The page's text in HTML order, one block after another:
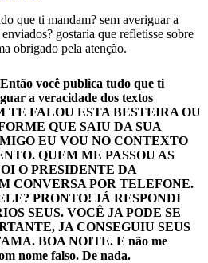
que ti mandam? sem averiguar a
gostaria que refletisse sobre
obrigado pela atenção.
você publica tudo que ti
a veracidade dos textos
TE FALOU ESTA BESTEIRA OU
QUE SAIU DA SUA
EU VOU NO CONTEXTO
QUEM ME PASSOU AS
O PRESIDENTE DA
CONVERSA POR TELEFONE.
PRONTO! JÁ RESPONDI
SEUS. VOCÊ JA PODE SE
JA CONSEGUIU SEUS
BOA NOITE. E não me
nome falso. De nada.